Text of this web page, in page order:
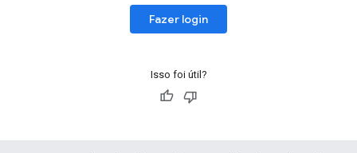
Fazer login
Isso foi útil?